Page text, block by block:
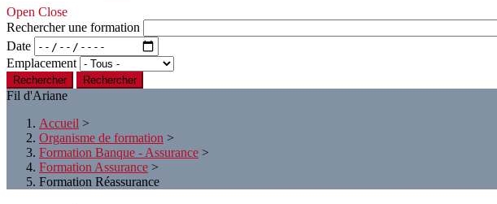
Open Close
Rechercher une formation
Date
Emplacement
Rechercher
Fil d'Ariane
Accueil >
Organisme de formation >
Formation Banque - Assurance >
Formation Assurance >
Formation Réassurance